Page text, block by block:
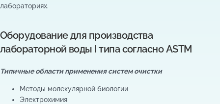
лабораториях.
Оборудование для производства
лабораторной воды I типа согласно ASTM
Типичные области применения систем очистки
Методы молекулярной биологии
Электрохимия